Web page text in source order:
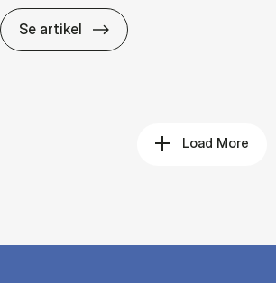
Se artikel Det dy­re­ste er ikke
Load More